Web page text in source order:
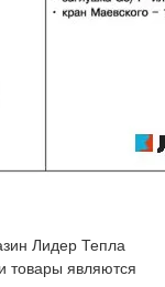
Лидер Тепла
товары являются